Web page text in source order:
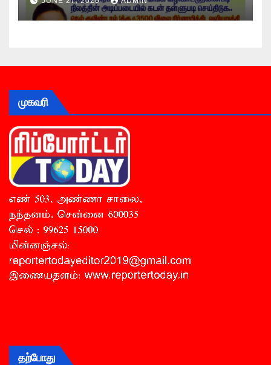
முகவரி
தற்போது